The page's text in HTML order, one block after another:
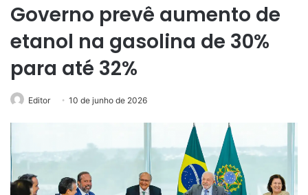
Governo prevê aumento de
etanol na gasolina de 30%
para até 32%
Editor 10 de junho de 2026